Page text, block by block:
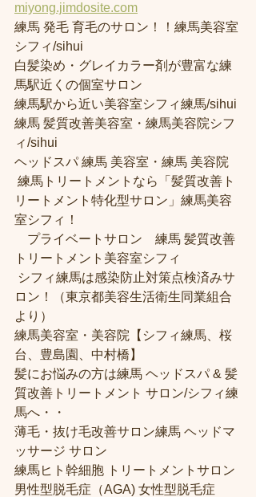
miyong.jimdosite.com
練馬 発毛 育毛のサロン！！練馬美容室
シフィ/sihui
白髪染め・グレイカラー剤が豊富な練
馬駅近くの個室サロン
練馬駅から近い美容室シフィ練馬/sihui
練馬 髪質改善美容室・練馬美容院シフ
ィ/sihui
ヘッドスパ 練馬 美容室・練馬 美容院
練馬トリートメントなら「髪質改善ト
リートメント特化型サロン」練馬美容
室シフィ！
プライベートサロン　練馬 髪質改善
トリートメント美容室シフィ
シフィ練馬は感染防止対策点検済みサ
ロン！（東京都美容生活衛生同業組合
より）
練馬美容室・美容院【シフィ練馬、桜
台、豊島園、中村橋】
髪にお悩みの方は練馬 ヘッドスパ & 髪
質改善トリートメント サロン/シフィ練
馬へ・・
薄毛・抜け毛改善サロン練馬 ヘッドマ
ッサージ サロン
練馬ヒト幹細胞 トリートメントサロン
男性型脱毛症（AGA) 女性型脱毛症